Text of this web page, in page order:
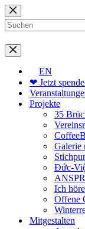
Zum
Inhalt
springen
Keine
Ergebnisse
EN
❤ Jetzt
Projekte
35
Galerie
Đức-
Ich
Offene
Mitgestalten